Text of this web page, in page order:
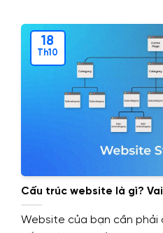
Cấu trúc website là gì?
cấu trúc website.
Website của bạn cần phải
18
Th10